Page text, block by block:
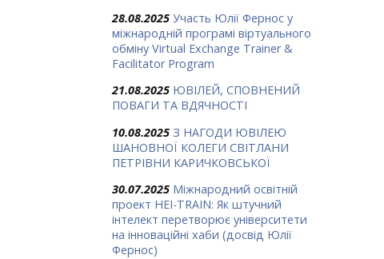
28.08.2025 Участь Юлії Фернос у
міжнародній програмі віртуального
обміну Virtual Exchange Trainer &
Facilitator Program
21.08.2025 ЮВІЛЕЙ, СПОВНЕНИЙ
ПОВАГИ ТА ВДЯЧНОСТІ
10.08.2025 З НАГОДИ ЮВІЛЕЮ
ШАНОВНОЇ КОЛЕГИ СВІТЛАНИ
ПЕТРІВНИ КАРИЧКОВСЬКОЇ
30.07.2025 Міжнародний освітній
проект HEI-TRAIN: Як штучний
інтелект перетворює університети
на інноваційні хаби (досвід Юлії
Фернос)